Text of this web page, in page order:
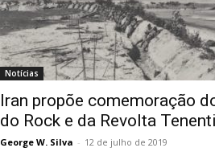
Notícias
Iran propõe comemoração
do Rock e da Revolta
George W. Silva - 12 de julho de 2019